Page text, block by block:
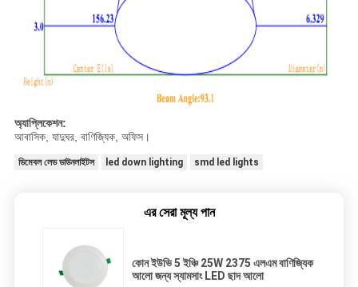
অ্যাপ্লিকেশন:
আবাসিক, যাদুঘর, বাণিজ্যিক, অফিস।
ডিমেবল লেড ডাউনলাইটস led down lighting smd led lights
এর সেরা মূল্য পান
কোন ইউভি 5 ইঞ্চি 25W 2375 এলএম বাণিজ্যিক
আলো জন্য স্যামসাং LED ছাদ আলো